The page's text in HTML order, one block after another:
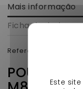
Mais informação
Ficha de dados
Reference Origine:
POUR Este